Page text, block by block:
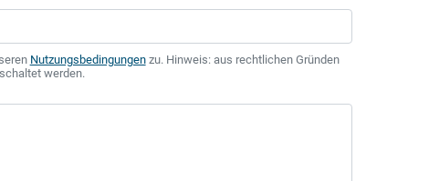
Nutzungsbedingungenzu. Hinweis: aus rechtlichen Gründen
werden.